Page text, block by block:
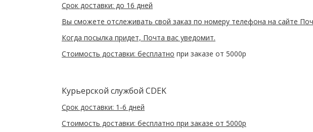
Срок доставки: до 16 дней
Вы сможете отслеживать свой заказ по номеру телефона на сайте
Когда посылка придет, Почта вас уведомит.
Стоимость доставки: бесплатно при заказе от 5000р
Курьерской службой CDEK
Срок доставки: 1-6 дней
Стоимость доставки: бесплатно при заказе от 5000р